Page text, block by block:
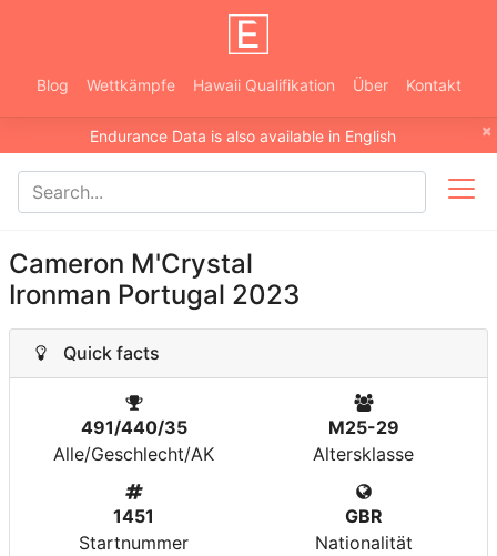
Blog Wettkämpfe Hawaii Qualifikation Über Kontakt
×
Endurance Data is also available in English
Cameron M'Crystal
Ironman Portugal 2023
Quick facts
491/440/35
Alle/Geschlecht/AK
M25-29
Altersklasse
1451
Startnummer
GBR
Nationalität